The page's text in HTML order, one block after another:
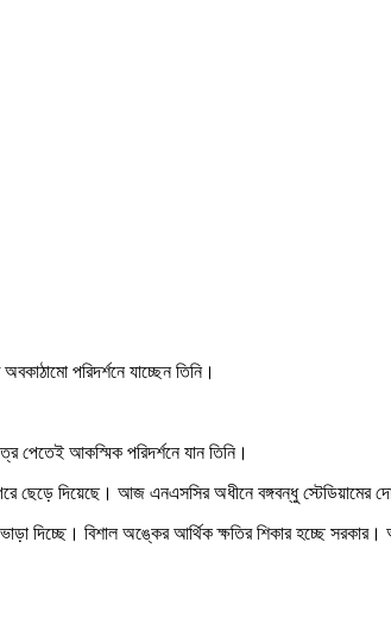
পরিদর্শনে যাচ্ছেন তিনি।
পেতেই আকস্মিক পরিদর্শনে যান তিনি।
ছেড়ে দিয়েছে। আজ এনএসসির অধীনে বঙ্গবন্ধু স্টেডিয়ামের
বিশাল অঙ্কের আর্থিক ক্ষতির শিকার হচ্ছে সরকার।